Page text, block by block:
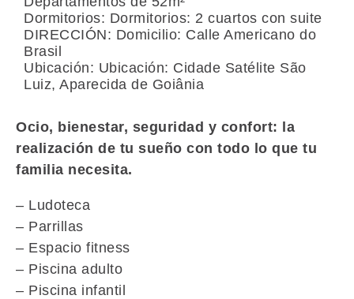
Dormitorios: Dormitorios: 2 cuartos con suite
DIRECCIÓN: Domicilio: Calle Americano do
Brasil
Ubicación: Ubicación: Cidade Satélite São
Luiz, Aparecida de Goiânia
Ocio, bienestar, seguridad y confort: la
realización de tu sueño con todo lo que tu
familia necesita.
– Ludoteca
– Parrillas
– Espacio fitness
– Piscina adulto
– Piscina infantil